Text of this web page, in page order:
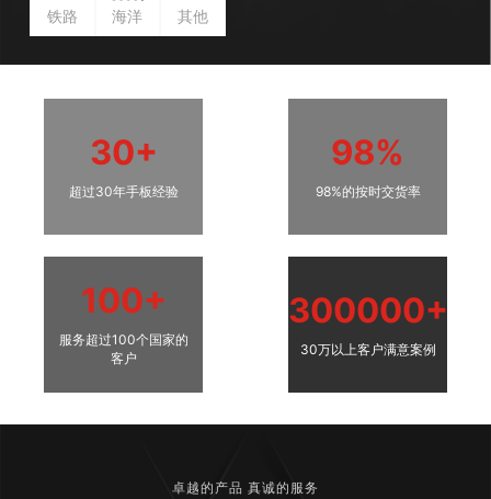
铁路 海洋 其他
30+
超过30年手板经验
98%
98%的按时交货率
100+
服务超过100个国家的
客户
300000+
30万以上客户满意案例
卓越的产品 真诚的服务